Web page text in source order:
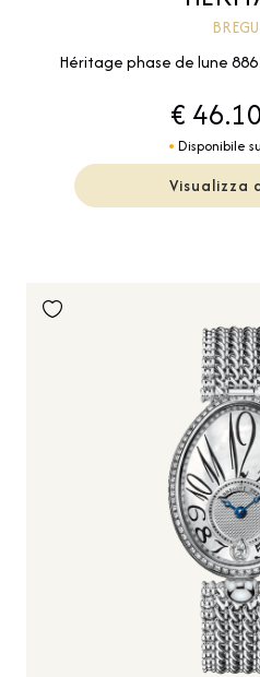
Héritage phase de lune
€
Disponibile
Visualizza